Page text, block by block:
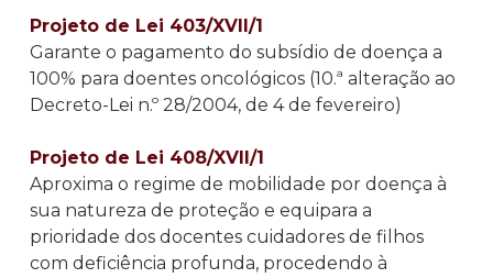
Projeto de Lei 403/XVII/1
Garante o pagamento do subsídio de doença a
100% para doentes oncológicos (10.ª alteração ao
Decreto-Lei n.º 28/2004, de 4 de fevereiro)
Projeto de Lei 408/XVII/1
Aproxima o regime de mobilidade por doença à
sua natureza de proteção e equipara a
prioridade dos docentes cuidadores de filhos
com deficiência profunda, procedendo à